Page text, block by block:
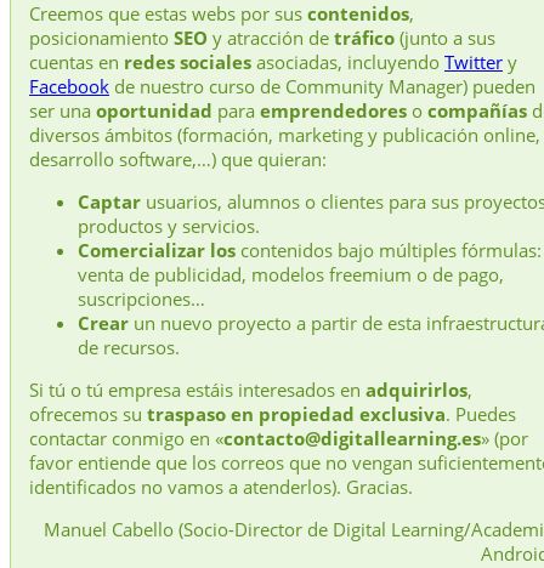
Creemos que estas webs por sus contenidos,
posicionamiento SEO y atracción de tráfico (junto a sus
cuentas en redes sociales asociadas, incluyendo Twitter y
Facebook de nuestro curso de Community Manager) pueden
ser una oportunidad para emprendedores o compañías
diversos ámbitos (formación, marketing y publicación online,
desarrollo software,…) que quieran:
Captar usuarios, alumnos o clientes para sus
productos y servicios.
Comercializar los contenidos bajo múltiples fórmulas:
venta de publicidad, modelos freemium o de pago,
suscripciones…
Crear un nuevo proyecto a partir de esta
de recursos.
Si tú o tú empresa estáis interesados en adquirirlos,
ofrecemos su traspaso en propiedad exclusiva. Puedes
contactar conmigo en «contacto@digitallearning.es» (por
favor entiende que los correos que no vengan
identificados no vamos a atenderlos). Gracias.
Manuel Cabello (Socio-Director de Digital Learning/